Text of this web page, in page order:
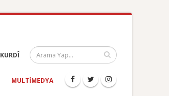
KURDÎ
MULTIMEDYA